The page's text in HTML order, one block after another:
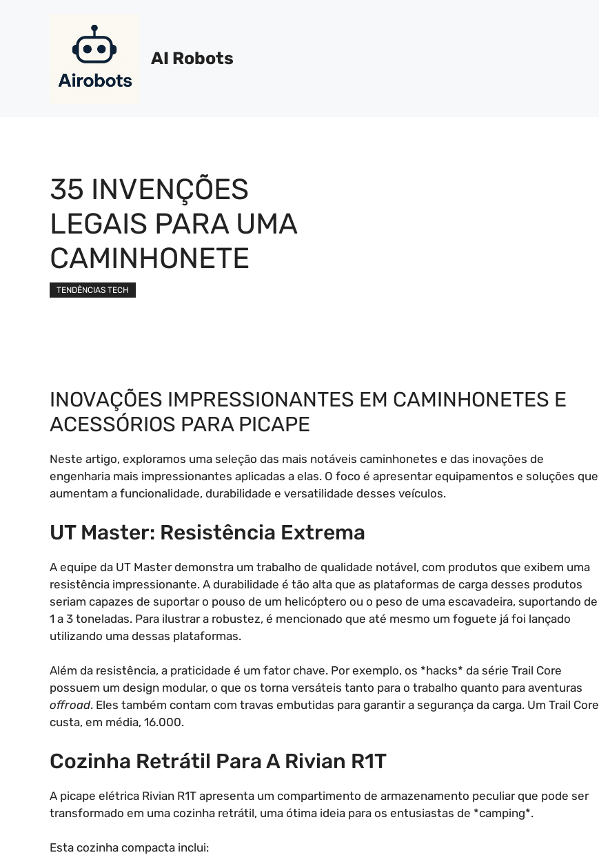
AI Robots
35 INVENÇÕES
LEGAIS PARA UMA
CAMINHONETE
TENDÊNCIAS TECH
INOVAÇÕES IMPRESSIONANTES EM CAMINHONETES E
ACESSÓRIOS PARA PICAPE
Neste artigo, exploramos uma seleção das mais notáveis caminhonetes e das inovações de
engenharia mais impressionantes aplicadas a elas. O foco é apresentar equipamentos e soluções que
aumentam a funcionalidade, durabilidade e versatilidade desses veículos.
UT Master: Resistência Extrema
A equipe da UT Master demonstra um trabalho de qualidade notável, com produtos que exibem uma
resistência impressionante. A durabilidade é tão alta que as plataformas de carga desses produtos
seriam capazes de suportar o pouso de um helicóptero ou o peso de uma escavadeira, suportando de
1 a 3 toneladas. Para ilustrar a robustez, é mencionado que até mesmo um foguete já foi lançado
utilizando uma dessas plataformas.
Além da resistência, a praticidade é um fator chave. Por exemplo, os *hacks* da série Trail Core
possuem um design modular, o que os torna versáteis tanto para o trabalho quanto para aventuras
offroad. Eles também contam com travas embutidas para garantir a segurança da carga. Um Trail Core
custa, em média, 16.000.
Cozinha Retrátil Para A Rivian R1T
A picape elétrica Rivian R1T apresenta um compartimento de armazenamento peculiar que pode ser
transformado em uma cozinha retrátil, uma ótima ideia para os entusiastas de *camping*.
Esta cozinha compacta inclui: